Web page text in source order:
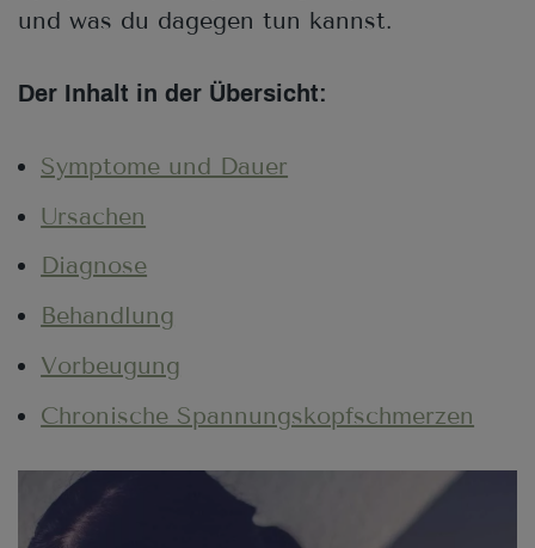
und was du dagegen tun kannst.
Der Inhalt in der Übersicht:
Symptome und Dauer
Ursachen
Diagnose
Behandlung
Vorbeugung
Chronische Spannungskopfschmerzen